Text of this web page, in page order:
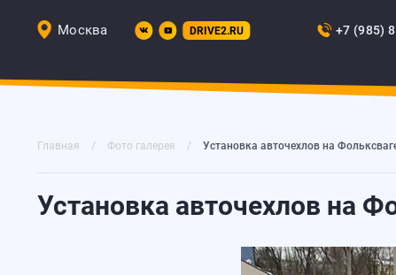
Москва DRIVE2.RU +7 (985)
Главная Фото галерея Установка авточехлов на
Установка авточехлов на